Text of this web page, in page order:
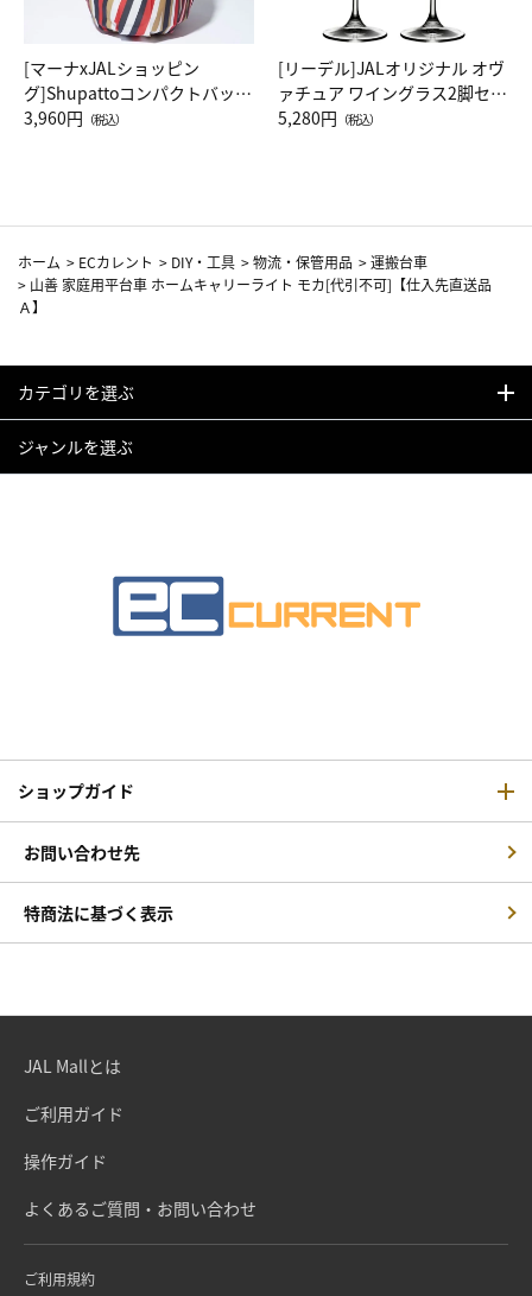
[マーナxJALショッピン
グ]Shupattoコンパクトバッグ
Drop JAL客室乗務員（LC）ス
3,960円 （税込）
[リーデル]JALオリジナル オヴ
ァチュア ワイングラス2脚セッ
ト（レッドワイン）
5,280円 （税込）
ホーム > ECカレント > DIY・工具 >物流・保管用品 >運搬台車
> 山善 家庭用平台車 ホームキャリーライト モカ[代引不可]【仕入先直送品
Ａ】
カテゴリを選ぶ
ジャンルを選ぶ
ショップガイド
お問い合わせ先
特商法に基づく表示
JAL Mallとは
ご利用ガイド
操作ガイド
よくあるご質問・お問い合わせ
ご利用規約